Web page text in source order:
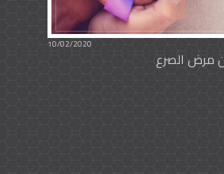
10/02/2020
مرض الصرع